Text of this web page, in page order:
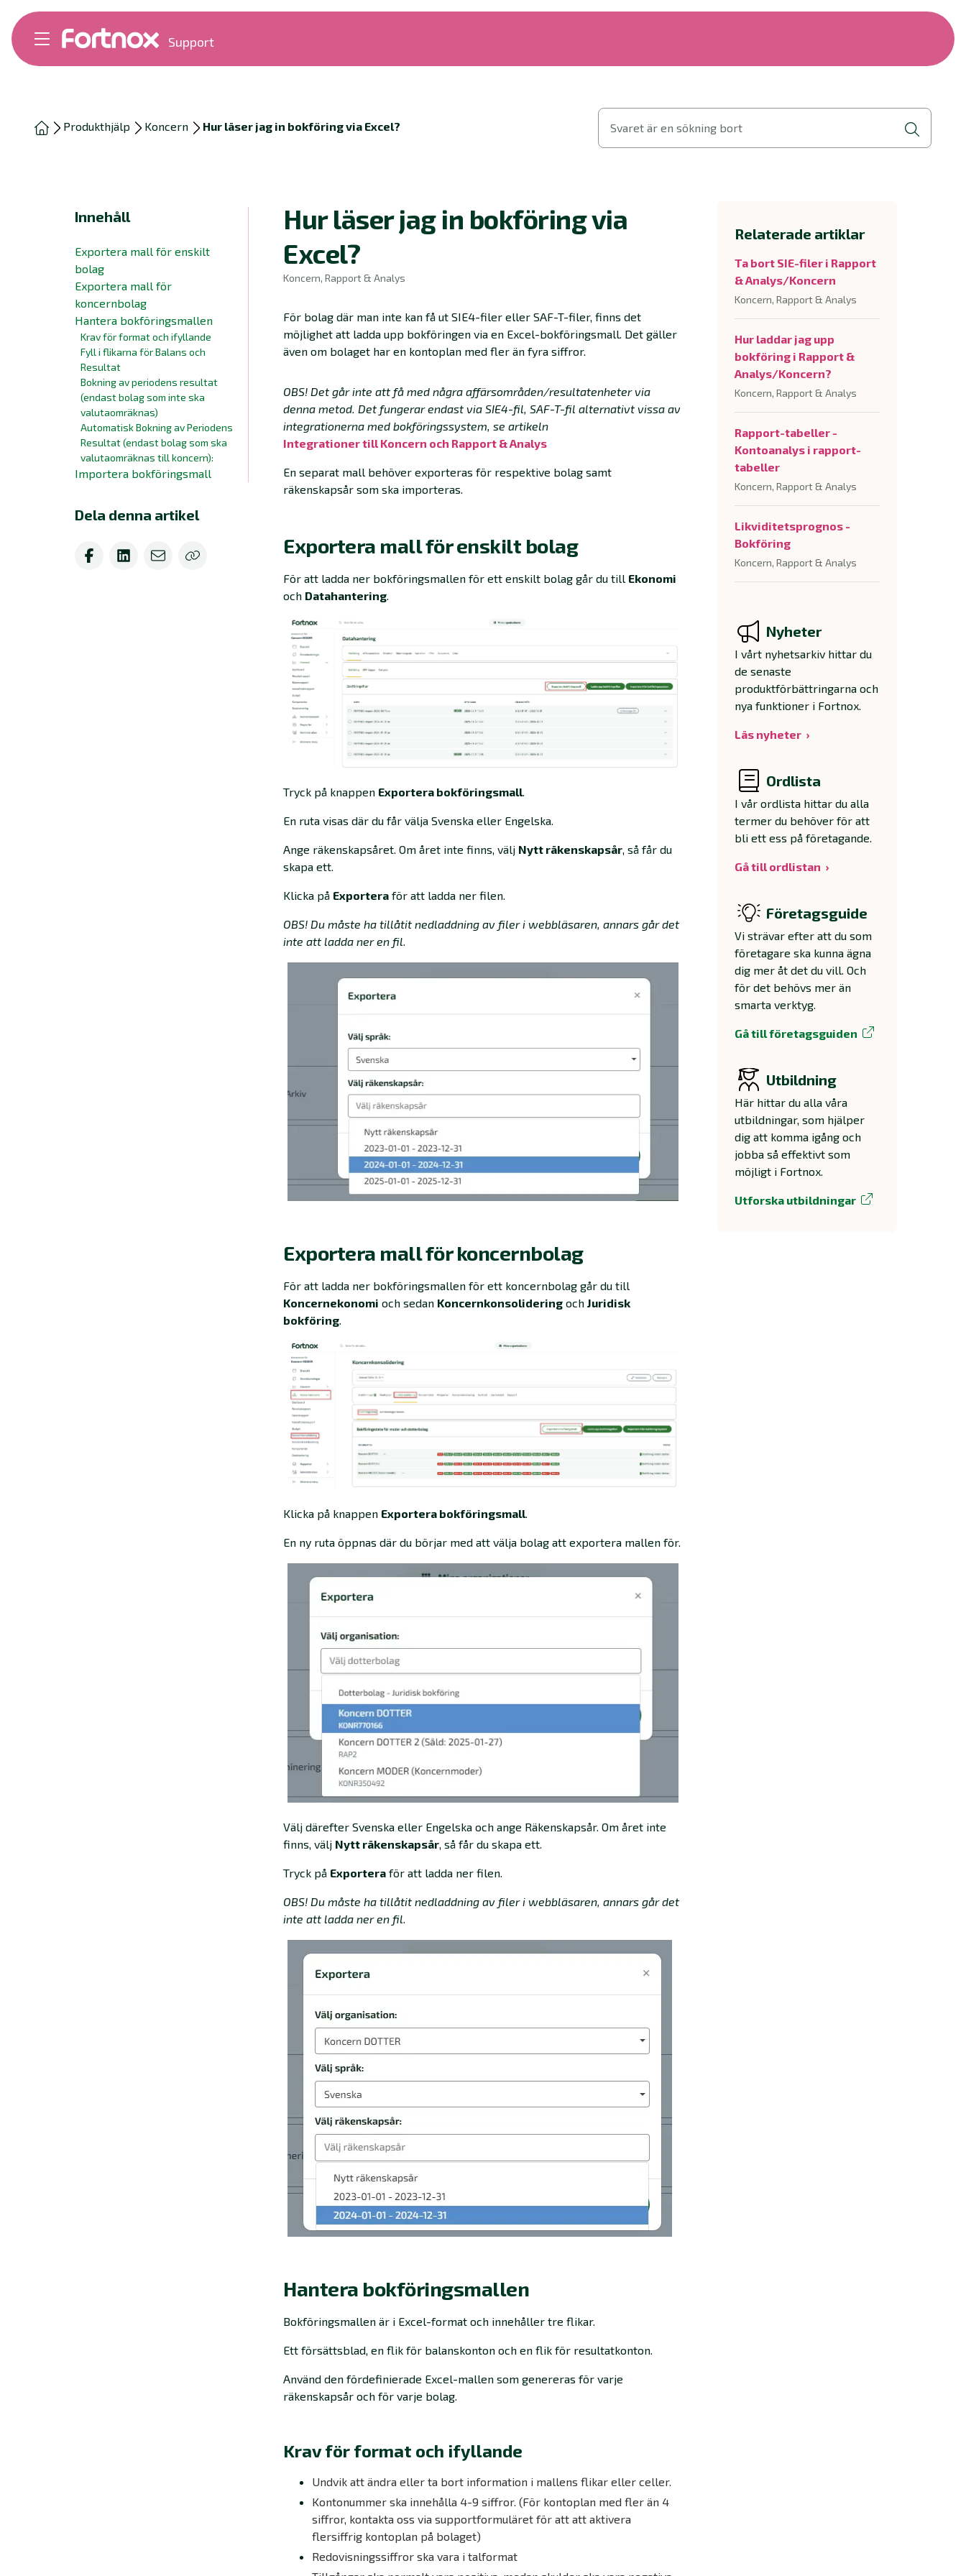
Support
Bokföring
Byt till Fortnox
Support Play
Ordlista
Produkthjälp Koncern Hur läser jag in bokföring via Excel? Svaret är en sökning bort
Innehåll
Exportera mall för enskilt
bolag
Exportera mall för
koncernbolag
Hantera bokföringsmallen
Krav för format och ifyllande
Fyll i flikarna för Balans och
Resultat
Bokning av periodens resultat
(endast bolag som inte ska
valutaomräknas)
Automatisk Bokning av Periodens
Resultat (endast bolag som ska
valutaomräknas till koncern):
Importera bokföringsmall
Dela denna artikel
Hur läser jag in bokföring via
Excel?
Koncern, Rapport & Analys
För bolag där man inte kan få ut SIE4-filer eller SAF-T-filer, finns det
möjlighet att ladda upp bokföringen via en Excel-bokföringsmall. Det gäller
även om bolaget har en kontoplan med fler än fyra siffror.
OBS! Det går inte att få med några affärsområden/resultatenheter via
denna metod. Det fungerar endast via SIE4-fil, SAF-T-fil alternativt vissa av
integrationerna med bokföringssystem, se artikeln
Integrationer till Koncern och Rapport & Analys
En separat mall behöver exporteras för respektive bolag samt
räkenskapsår som ska importeras.
Exportera mall för enskilt bolag
För att ladda ner bokföringsmallen för ett enskilt bolag går du till Ekonomi
och Datahantering.
Tryck på knappen Exportera bokföringsmall.
En ruta visas där du får välja Svenska eller Engelska.
Ange räkenskapsåret. Om året inte finns, välj Nytt räkenskapsår, så får du
skapa ett.
Klicka på Exportera för att ladda ner filen.
OBS! Du måste ha tillåtit nedladdning av filer i webbläsaren, annars går det
inte att ladda ner en fil.
Exportera mall för koncernbolag
För att ladda ner bokföringsmallen för ett koncernbolag går du till
Koncernekonomi och sedan Koncernkonsolidering och Juridisk
bokföring.
Klicka på knappen Exportera bokföringsmall.
En ny ruta öppnas där du börjar med att välja bolag att exportera mallen för.
Välj därefter Svenska eller Engelska och ange Räkenskapsår. Om året inte
finns, välj Nytt räkenskapsår , så får du skapa ett.
Tryck på Exportera för att ladda ner filen.
OBS! Du måste ha tillåtit nedladdning av filer i webbläsaren, annars går det
inte att ladda ner en fil.
Hantera bokföringsmallen
Bokföringsmallen är i Excel-format och innehåller tre flikar.
Ett försättsblad, en flik för balanskonton och en flik för resultatkonton.
Använd den fördefinierade Excel-mallen som genereras för varje
räkenskapsår och för varje bolag.
Krav för format och ifyllande
Undvik att ändra eller ta bort information i mallens flikar eller celler.
Kontonummer ska innehålla 4-9 siffror. (För kontoplan med fler än 4
siffror, kontakta oss via supportformuläret för att att aktivera
flersiffrig kontoplan på bolaget)
Redovisningssiffror ska vara i talformat
Relaterade artiklar
Ta bort SIE-filer i Rapport
& Analys/Koncern
Koncern, Rapport & Analys
Hur laddar jag upp
bokföring i Rapport &
Analys/Koncern?
Koncern, Rapport & Analys
Rapport-tabeller -
Kontoanalys i rapport-
tabeller
Koncern, Rapport & Analys
Likviditetsprognos -
Bokföring
Koncern, Rapport & Analys
Nyheter
I vårt nyhetsarkiv hittar du
de senaste
produktförbättringarna och
nya funktioner i Fortnox.
Läs nyheter
Ordlista
I vår ordlista hittar du alla
termer du behöver för att
bli ett ess på företagande.
Gå till ordlistan
Företagsguide
Vi strävar efter att du som
företagare ska kunna ägna
dig mer åt det du vill. Och
för det behövs mer än
smarta verktyg.
Gå till företagsguiden
Utbildning
Här hittar du alla våra
utbildningar, som hjälper
dig att komma igång och
jobba så effektivt som
möjligt i Fortnox.
Utforska utbildningar